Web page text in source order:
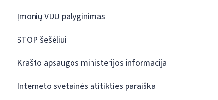
Įmonių VDU palyginimas
STOP šešėliui
Krašto apsaugos ministerijos informacija
Interneto svetainės atitikties paraiška